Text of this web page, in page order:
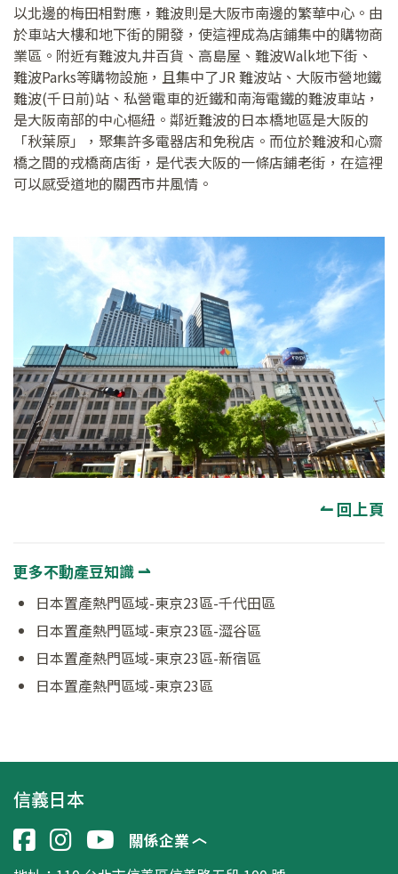
以北邊的梅田相對應，難波則是大阪市南邊的繁華中心。由
於車站大樓和地下街的開發，使這裡成為店鋪集中的購物商
業區。附近有難波丸井百貨、高島屋、難波Walk地下街、
難波Parks等購物設施，且集中了JR 難波站、大阪市營地鐵
難波(千日前)站、私營電車的近鐵和南海電鐵的難波車站，
是大阪南部的中心樞紐。鄰近難波的日本橋地區是大阪的
「秋葉原」，聚集許多電器店和免稅店。而位於難波和心齋
橋之間的戎橋商店街，是代表大阪的一條店鋪老街，在這裡
可以感受道地的關西市井風情。
↼ 回上頁
更多不動產豆知識 ⇀
日本置產熱門區域-東京23區-千代田區
日本置產熱門區域-東京23區-澀谷區
日本置產熱門區域-東京23區-新宿區
日本置產熱門區域-東京23區
信義日本
關係企業